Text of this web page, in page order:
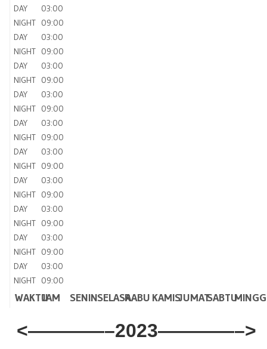
DAY
03:00
NIGHT 09:00
DAY
03:00
NIGHT 09:00
DAY
03:00
NIGHT 09:00
DAY
03:00
NIGHT 09:00
DAY
03:00
NIGHT 09:00
DAY
03:00
NIGHT 09:00
DAY
03:00
NIGHT 09:00
DAY
03:00
NIGHT 09:00
DAY
03:00
NIGHT 09:00
DAY
03:00
NIGHT 09:00
WAKTUJAM SENINSELASARABU KAMISJUMATSABTU
<————–2023————–>